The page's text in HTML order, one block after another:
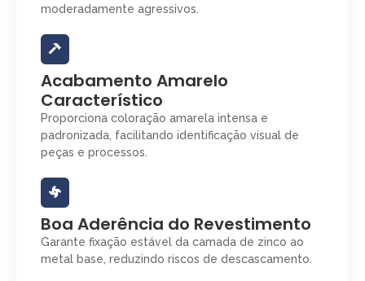
moderadamente agressivos.
Acabamento Amarelo
Característico
Proporciona coloração amarela intensa e
padronizada, facilitando identificação visual de
peças e processos.
Boa Aderência do Revestimento
Garante fixação estável da camada de zinco ao
metal base, reduzindo riscos de descascamento.